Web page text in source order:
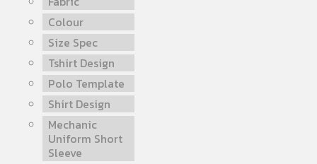
Colour
Size Spec
Tshirt Design
Polo Template
Shirt Design
Mechanic
Uniform Short
Sleeve